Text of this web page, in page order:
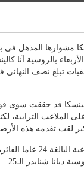
مشوارها المذهل في
تبلغ نصف
قد حققت سوى
الترابية،
لقب تقدمه هذه
وفي نصف النهائي المقرر الجمعة، ستواجه اللاعبة
ديانا شنايدر الـ25.